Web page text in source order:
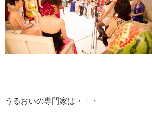
うるおいの専門家は・・・